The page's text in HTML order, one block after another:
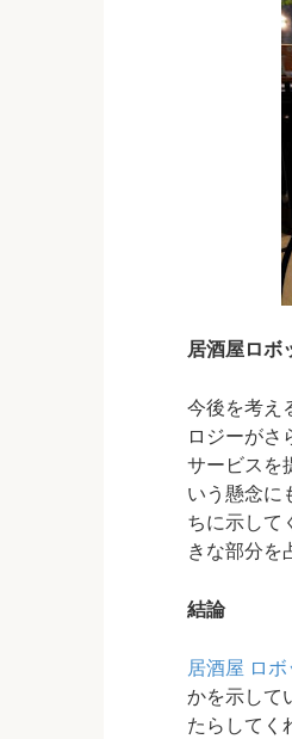
居酒屋ロボ
今後を考え
ロジーがさ
サービスを
いう懸念に
ちに示して
きな部分を
結論
居酒屋 ロボ
かを示して
たらしてく